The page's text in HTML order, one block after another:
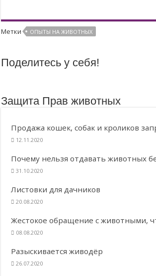
Метки ОПЫТЫ НА ЖИВОТНЫХ
Поделитесь у себя!
Защита Прав животных
Продажа кошек, собак и кроликов
12.11.2020
Почему нельзя отдавать животных
31.10.2020
Листовки для дачников
20.08.2020
Жестокое обращение с животными,
08.08.2020
Разыскивается живодёр
26.07.2020